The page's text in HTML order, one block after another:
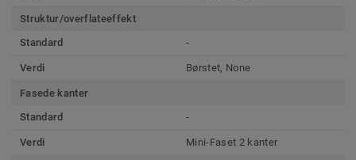
Struktur/overflateeffekt
Standard
-
Verdi Børstet, None
Fasede kanter
Standard
-
Verdi Mini-Faset 2 kanter